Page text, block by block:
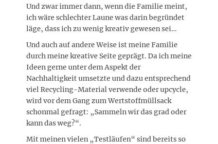
Und zwar immer dann, wenn die Familie meint,
ich wäre schlechter Laune was darin begründet
läge, dass ich zu wenig kreativ gewesen sei…
Und auch auf andere Weise ist meine Familie
durch meine kreative Seite geprägt. Da ich meine
Ideen gerne unter dem Aspekt der
Nachhaltigkeit umsetzte und dazu entsprechend
viel Recycling-Material verwende oder upcycle,
wird vor dem Gang zum Wertstoffmüllsack
schonmal gefragt: „Sammeln wir das grad oder
kann das weg?“.
Mit meinen vielen „Testläufen“ sind bereits so